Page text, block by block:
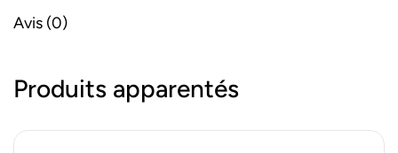
Avis (0)
Produits apparentés